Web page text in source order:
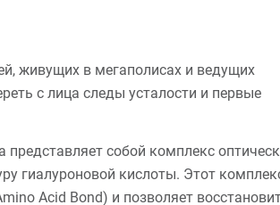
живущих в мегаполисах и ведущих
с лица следы усталости и первые
собой комплекс
гиалуроновой кислоты. Этот
Acid Bond) и позволяет